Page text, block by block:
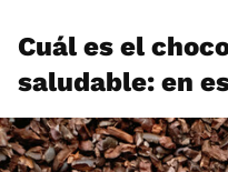
Cuál es el
saludable: en